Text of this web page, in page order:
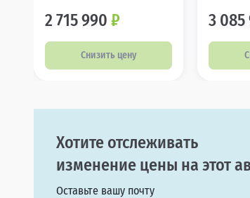
2 715 990 ₽
Снизить цену
3 085
Хотите отслеживать
изменение цены на этот
Оставьте вашу почту